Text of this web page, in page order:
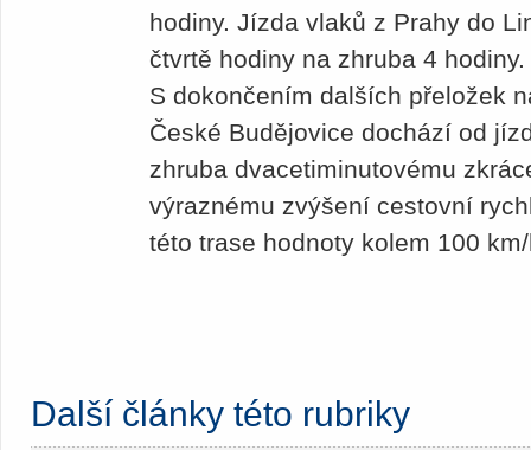
hodiny. Jízda vlaků z Prahy do
čtvrtě hodiny na zhruba 4 hodiny.
S dokončením dalších přeložek
České Budějovice dochází od
zhruba dvacetiminutovému
výraznému zvýšení cestovní
této trase hodnoty kolem 100
Další články této rubriky